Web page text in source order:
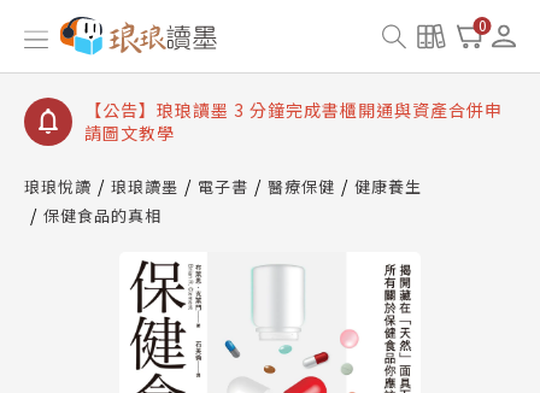
0
【公告】琅琅讀墨數位閱讀資產合併與書櫃開通申請
【公告】琅琅讀墨書櫃開通常見問題
【公告】琅琅讀墨 3 分鐘完成書櫃開通與資產合併申
請圖文教學
查詢
【公告】琅琅讀墨數位閱讀資產合併與書櫃開通申請
琅琅悅讀 琅琅讀墨 電子書 醫療保健
健康養生
保健食品的真相